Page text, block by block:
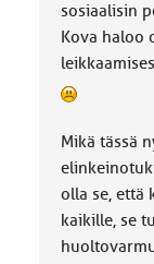
sosiaalisin
Kova haloo
Mikä tässä
olla se, että
kaikille, se